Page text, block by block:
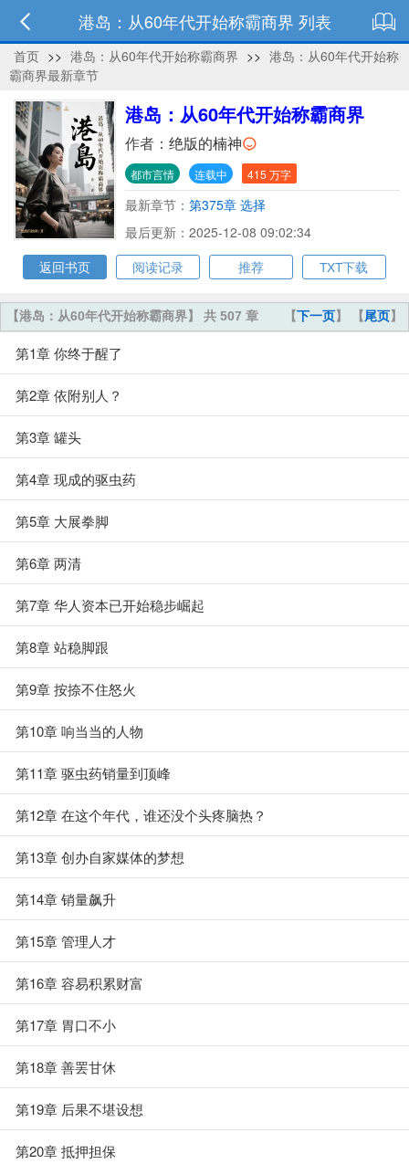
港岛：从60年代开始称霸商界 列表
首页 >> 港岛：从60年代开始称霸商界 >> 港岛：从60年代开始称
霸商界最新章节
港岛：从60年代开始称霸商界
作者： 绝版的楠神
都市言情 连载中 415 万字
最新章节： 第375章 选择
最后更新：2025-12-08 09:02:34
返回书页
阅读记录 推荐 TXT下载
【下一页】 【尾页】
【港岛：从60年代开始称霸商界】 共 507 章
第1章 你终于醒了
第2章 依附别人？
第3章 罐头
第4章 现成的驱虫药
第5章 大展拳脚
第6章 两清
第7章 华人资本已开始稳步崛起
第8章 站稳脚跟
第9章 按捺不住怒火
第10章 响当当的人物
第11章 驱虫药销量到顶峰
第12章 在这个年代，谁还没个头疼脑热？
第13章 创办自家媒体的梦想
第14章 销量飙升
第15章 管理人才
第16章 容易积累财富
第17章 胃口不小
第18章 善罢甘休
第19章 后果不堪设想
第20章 抵押担保